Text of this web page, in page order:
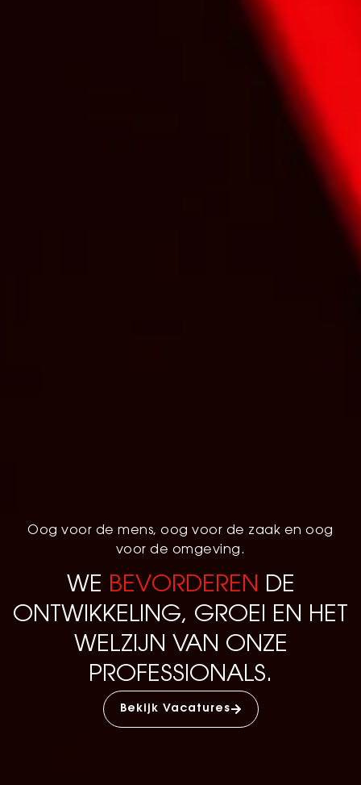
Oog voor de mens, oog voor de zaak en oog
voor de omgeving.
WE BEVORDEREN DE
ONTWIKKELING, GROEI EN HET
WELZIJN VAN ONZE
PROFESSIONALS.
Bekijk Vacatures